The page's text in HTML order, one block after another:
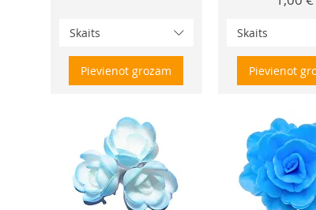
Skaits
Pievienot grozam
Skaits
Pievienot